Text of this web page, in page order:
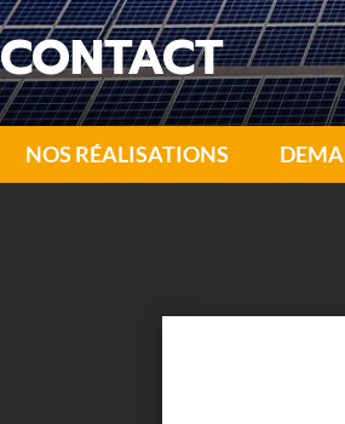
CONTACT
NOS RÉALISATIONS